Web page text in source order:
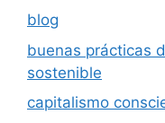
blog
buenas prácticas
sostenible
capitalismo